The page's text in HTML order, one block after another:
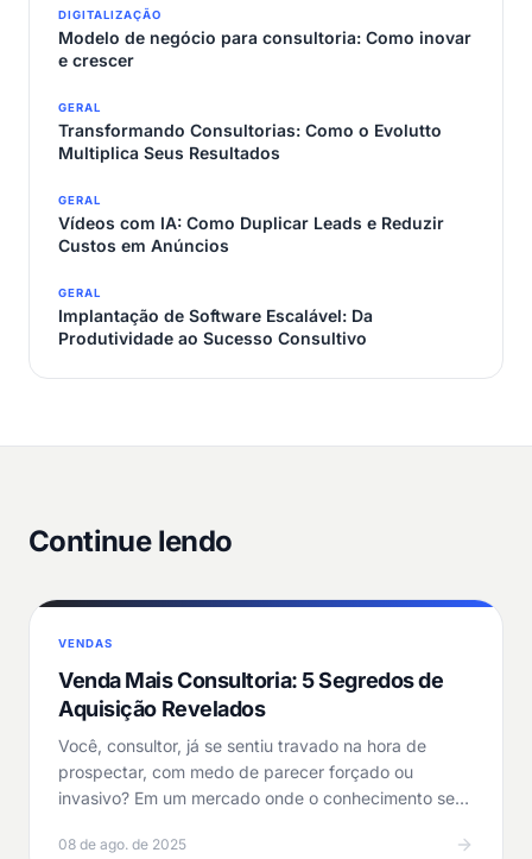
DIGITALIZAÇÃO
Modelo de negócio para consultoria: Como inovar
e crescer
GERAL
Transformando Consultorias: Como o Evolutto
Multiplica Seus Resultados
GERAL
Vídeos com IA: Como Duplicar Leads e Reduzir
Custos em Anúncios
GERAL
Implantação de Software Escalável: Da
Produtividade ao Sucesso Consultivo
Continue lendo
VENDAS
Venda Mais Consultoria: 5 Segredos de
Aquisição Revelados
Você, consultor, já se sentiu travado na hora de
prospectar, com medo de parecer forçado ou
invasivo? Em um mercado onde o conhecimento se
08 de ago. de 2025